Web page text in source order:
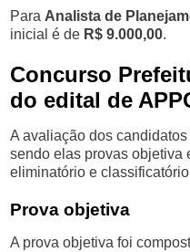
Para Analista de
inicial é de R$ 9.000,00.
Concurso
do edital de
A avaliação dos
sendo elas provas objetiva
eliminatório e
Prova objetiva
A prova objetiva foi